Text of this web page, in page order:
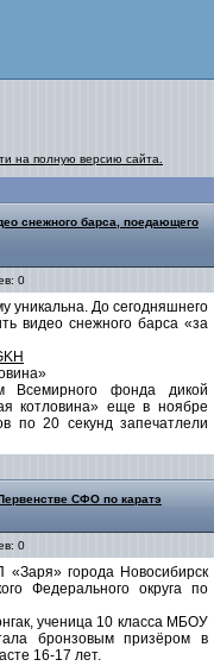
на полную версию сайта.
снежного барса, поедающего
0
уникальна. До сегодняшнего
видео снежного барса «за
Всемирного фонда дикой
котловина» еще в ноябре
по 20 секунд запечатлели
СФО по каратэ
0
города Новосибирск
Федерального округа по
ученица 10 класса МБОУ
бронзовым призёром в
16-17 лет.